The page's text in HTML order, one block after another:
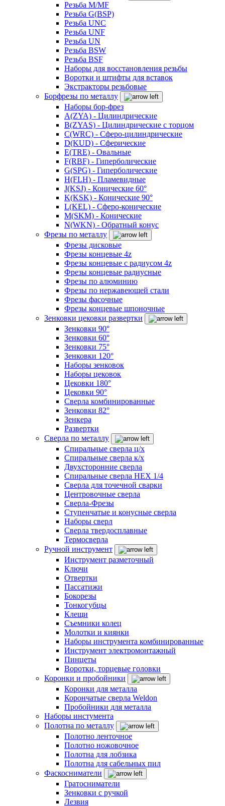
Резьба M/MF
Резьба G(BSP)
Резьба UNC
Резьба UNF
Резьба UN
Резьба BSW
Резьба BSF
Наборы для восстановления резьбы
Воротки и штифты для вставок
Экстракторы резьбовые
Борфрезы по металлу
Наборы бор-фрез
A(ZYA) - Цилиндрические
B(ZYAS) - Цилиндрические с торцом
C(WRC) - Сферо-цилиндрические
D(KUD) - Сферические
E(TRE) - Овальные
F(RBF) - Гиперболические
G(SPG) - Гиперболические
H(FLH) - Пламевидные
J(KSJ) - Конические 60°
K(KSK) - Конические 90°
L(KEL) - Сферо-конические
M(SKM) - Конические
N(WKN) - Обратный конус
Фрезы по металлу
Фрезы дисковые
Фрезы концевые 4z
Фрезы концевые с радиусом 4z
Фрезы концевые радиусные
Фрезы по алюминию
Фрезы по нержавеющей стали
Фрезы фасочные
Фрезы концевые шпоночные
Зенковки цековки развертки
Зенковки 90°
Зенковки 60°
Зенковки 75°
Зенковки 120°
Наборы зенковок
Наборы цековок
Цековки 180°
Цековки 90°
Сверла комбинированные
Зенковки 82°
Зенкера
Развертки
Сверла по металлу
Спиральные сверла ц/х
Спиральные сверла к/х
Двухсторонние сверла
Спиральные сверла HEX 1/4
Сверла для точечной сварки
Центровочные сверла
Сверла-Фрезы
Ступенчатые и конусные сверла
Наборы сверл
Сверла твердосплавные
Термосверла
Ручной инструмент
Инструмент разметочный
Ключи
Отвертки
Пассатижи
Бокорезы
Тонкогубцы
Клещи
Съемники колец
Молотки и киянки
Наборы инструмента комбинированные
Инструмент электромонтажный
Пинцеты
Воротки, торцевые головки
Коронки и пробойники
Коронки для металла
Корончатые сверла Weldon
Пробойники для металла
Наборы инстумента
Полотна по металлу
Полотно ленточное
Полотно ножовочное
Полотна для лобзика
Полотна для сабельных пил
Фаскосниматели
Гратосниматели
Зенковки с ручкой
Лезвия